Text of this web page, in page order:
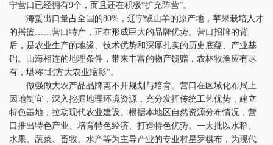
宁营口已经拥有9个，而且还在积极“扩充阵营”。
海蜇出口量占全国的80%，辽宁绒山羊的原产地，苹果栽培人才
的摇篮……营口特产，正在形成巨大的品牌优势。营口招牌的背
后，是农业生产的地缘、技术优势和深厚扎实的历史底蕴、产业基
础。山海相连的地理条件，带来丰富的物产馈赠，农林牧渔应有尽
有，堪称“北方大农业缩影”。
做强做大农产品品牌离不开规划与培育。营口在区域化布局上
因地制宜，深入挖掘地理环境资源，充分发挥传统工艺优势，建立
特色基地，拉动现代农业建设。根据本地区自然资源分布情况，营
口推出特色产业、培育特色经济、打造特色优势。一大批以水稻、
水果、蔬菜、畜牧、水产等为主导产业的专业村星罗棋布，为现代